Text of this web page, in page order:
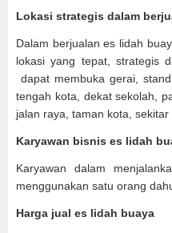
Lokasi strategis dalam
Dalam berjualan es lidah
lokasi yang tepat, strategis
dapat membuka gerai,
tengah kota, dekat sekolah,
jalan raya, taman kota, sekitar
Karyawan bisnis es lidah
Karyawan dalam
menggunakan satu orang
Harga jual es lidah buaya